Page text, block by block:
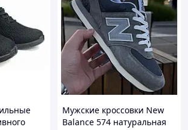
Мужские кроссовки New
Balance 574 натуральная